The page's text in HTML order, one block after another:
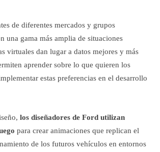
de diferentes mercados y grupos
una gama más amplia de situaciones
virtuales dan lugar a datos mejores y más
aprender sobre lo que quieren los
estas preferencias en el desarrollo
los diseñadores de Ford utilizan
para crear animaciones que replican el
de los futuros vehículos en entornos